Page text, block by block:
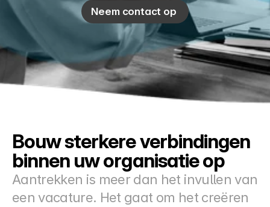
Careers
Docs
Join
Events
Neem contact op
Bouw sterkere verbindingen
binnen uw organisatie op
Aantrekken is meer dan het invullen van
een vacature. Het gaat om het creëren